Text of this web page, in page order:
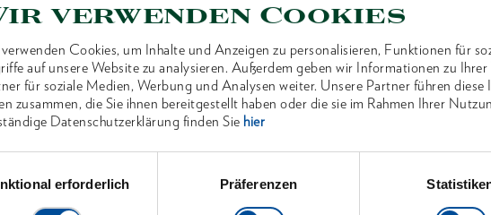
verwenden Cookies
Cookies, um Inhalte und Anzeigen zu personalisieren, Funktionen für
auf unsere Website zu analysieren. Außerdem geben wir Informationen zu
für soziale Medien, Werbung und Analysen weiter. Unsere Partner führen
zusammen, die Sie ihnen bereitgestellt haben oder die sie im Rahmen Ihrer
Datenschutzerklärung finden Sie hier
erforderlich
Präferenzen